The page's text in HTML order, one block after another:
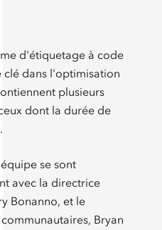
d'étiquetage à code
dans l'optimisation
plusieurs
dont la durée de
se sont
avec la directrice
Bonanno, et le
Bryan